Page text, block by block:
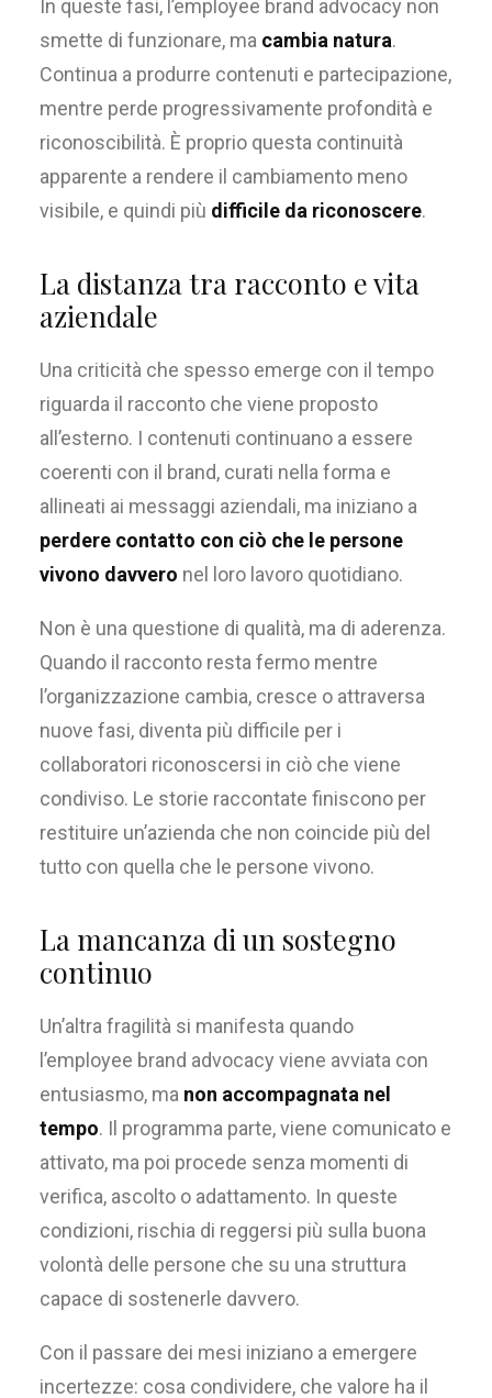
In queste fasi, l’employee brand advocacy non
smette di funzionare, ma cambia natura.
Continua a produrre contenuti e partecipazione,
mentre perde progressivamente profondità e
riconoscibilità. È proprio questa continuità
apparente a rendere il cambiamento meno
visibile, e quindi più difficile da riconoscere.
La distanza tra racconto e vita
aziendale
Una criticità che spesso emerge con il tempo
riguarda il racconto che viene proposto
all’esterno. I contenuti continuano a essere
coerenti con il brand, curati nella forma e
allineati ai messaggi aziendali, ma iniziano a
perdere contatto con ciò che le persone
vivono davvero nel loro lavoro quotidiano.
Non è una questione di qualità, ma di aderenza.
Quando il racconto resta fermo mentre
l’organizzazione cambia, cresce o attraversa
nuove fasi, diventa più difficile per i
collaboratori riconoscersi in ciò che viene
condiviso. Le storie raccontate finiscono per
restituire un’azienda che non coincide più del
tutto con quella che le persone vivono.
La mancanza di un sostegno
continuo
Un’altra fragilità si manifesta quando
l’employee brand advocacy viene avviata con
entusiasmo, ma non accompagnata nel
tempo. Il programma parte, viene comunicato e
attivato, ma poi procede senza momenti di
verifica, ascolto o adattamento. In queste
condizioni, rischia di reggersi più sulla buona
volontà delle persone che su una struttura
capace di sostenerle davvero.
Con il passare dei mesi iniziano a emergere
incertezze: cosa condividere, che valore ha il